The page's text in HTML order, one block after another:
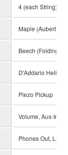
4 (each String)
Maple (Aubert)
Beech (Folding
D'Addario Helicore
Piezo Pickup
Volume, Aux-In
Phones Out, Line